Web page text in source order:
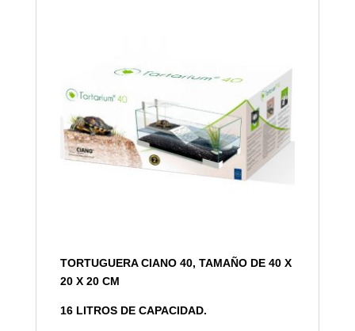
TORTUGUERA CIANO 40, TAMAÑO DE 40 X
20 X 20 CM
16 LITROS DE CAPACIDAD.